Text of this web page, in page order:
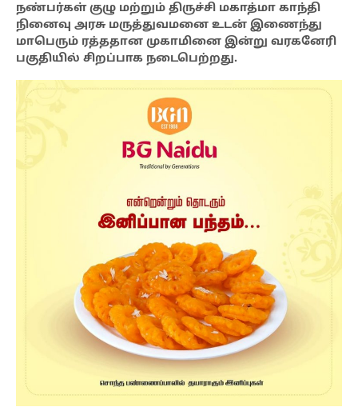
நண்பர்கள் குழு மற்றும் திருச்சி மகாத்மா காந்தி
நினைவு அரசு மருத்துவமனை உடன் இணைந்து
மாபெரும் ரத்ததான முகாமினை இன்று வரகனேரி
பகுதியில் சிறப்பாக நடைபெற்றது.